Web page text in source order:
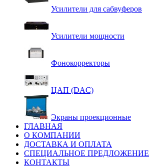
Усилители для сабвуферов
Усилители мощности
Фонокорректоры
ЦАП (DAC)
Экраны проекционные
ГЛАВНАЯ
О КОМПАНИИ
ДОСТАВКА И ОПЛАТА
СПЕЦИАЛЬНОЕ ПРЕДЛОЖЕНИЕ
КОНТАКТЫ